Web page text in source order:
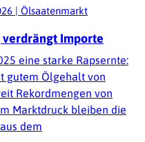
| Ölsaatenmarkt
verdrängt Importe
eine starke Rapsernte:
gutem Ölgehalt von
Rekordmengen von
Marktdruck bleiben die
dem